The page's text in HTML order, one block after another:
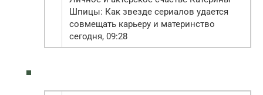
Шпицы: Как звезде сериалов удается
совмещать карьеру и материнство
сегодня, 09:28